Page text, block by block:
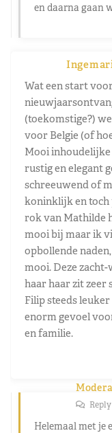
en daarna gaan
Wat een start
(toekomstige?)
voor Belgie (of
Mooi inhoudelijke
rustig en elegant
schreeuwend of
koninklijk en toch
rok van Mathilde
mooi bij maar ik
opbollende
mooi. Deze
haar haar zit zeer
Filip steeds
enorm gevoel
en familie.
Helemaal met je